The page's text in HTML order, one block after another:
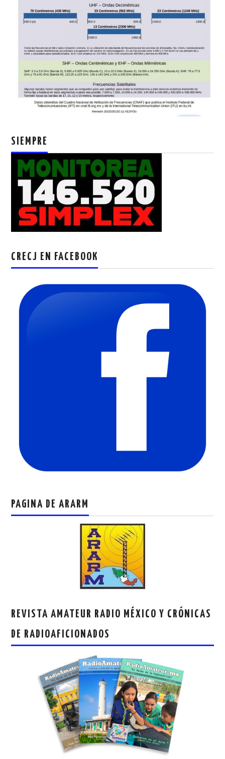
SIEMPRE
CRECJ EN FACEBOOK
PAGINA DE ARARM
REVISTA AMATEUR RADIO MÉXICO Y CRÓNICAS
DE RADIOAFICIONADOS